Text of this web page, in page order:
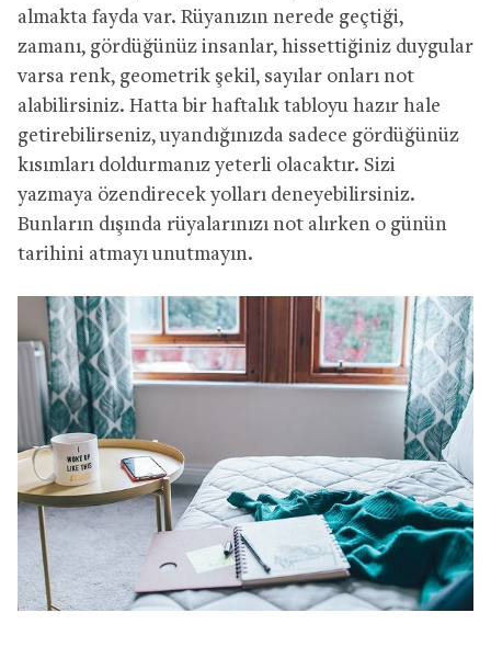
almakta fayda var. Rüyanızın nerede geçtiği,
zamanı, gördüğünüz insanlar, hissettiğiniz duygular
varsa renk, geometrik şekil, sayılar onları not
alabilirsiniz. Hatta bir haftalık tabloyu hazır hale
getirebilirseniz, uyandığınızda sadece gördüğünüz
kısımları doldurmanız yeterli olacaktır. Sizi
yazmaya özendirecek yolları deneyebilirsiniz.
Bunların dışında rüyalarınızı not alırken o günün
tarihini atmayı unutmayın.